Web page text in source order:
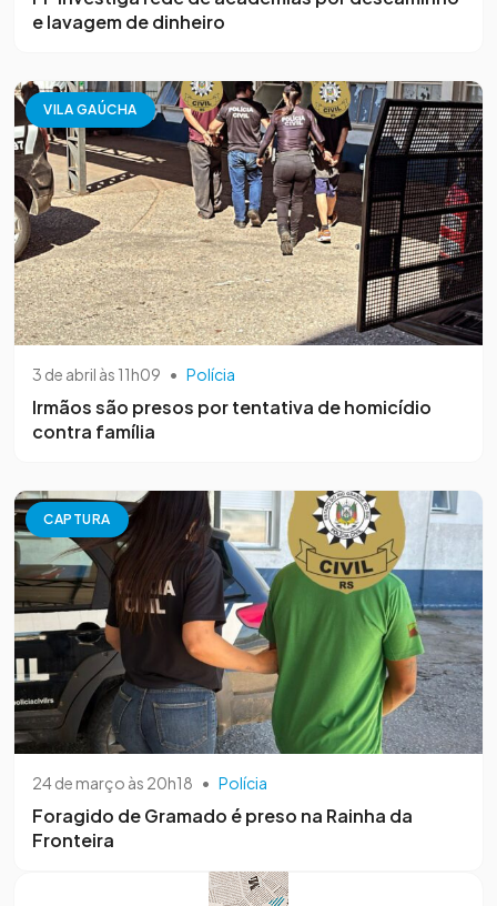
e lavagem de dinheiro
VILA GAÚCHA
3 de abril às 11h09 • Polícia
Irmãos são presos por tentativa de homicídio
contra família
CAPTURA
24 de março às 20h18 • Polícia
Foragido de Gramado é preso na Rainha da
Fronteira